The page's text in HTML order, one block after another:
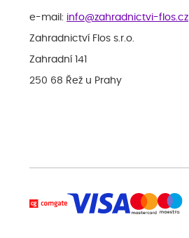
e-mail: info@zahradnictvi-flos.cz
Zahradnictví Flos s.r.o.
Zahradní 141
250 68 Řež u Prahy